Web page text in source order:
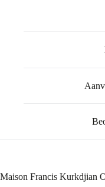
Maison Francis Kurkdjian